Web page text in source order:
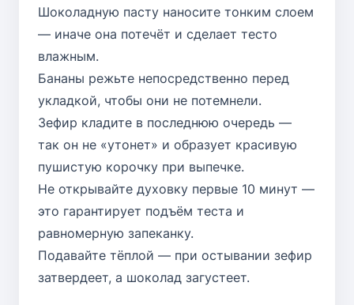
Шоколадную пасту наносите тонким слоем
— иначе она потечёт и сделает тесто
влажным.
Бананы режьте непосредственно перед
укладкой, чтобы они не потемнели.
Зефир кладите в последнюю очередь —
так он не «утонет» и образует красивую
пушистую корочку при выпечке.
Не открывайте духовку первые 10 минут —
это гарантирует подъём теста и
равномерную запеканку.
Подавайте тёплой — при остывании зефир
затвердеет, а шоколад загустеет.